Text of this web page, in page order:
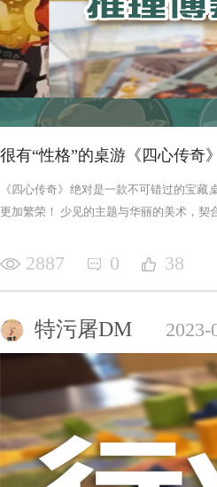
很有“性格”的桌游《四心传奇
《四心传奇》绝对是一款不可错过的宝
更加繁荣！ 少见的主题与华丽的美术，契
2887 0 38
特污屠DM 2023-